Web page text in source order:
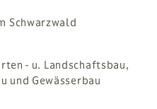
Schwarzwald
- u. Landschaftsbau,
und Gewässerbau